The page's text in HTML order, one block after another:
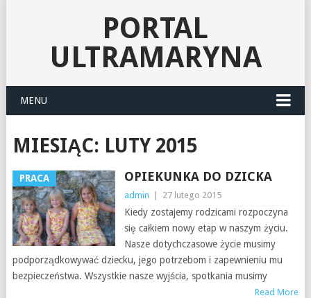
PORTAL
ULTRAMARYNA
MENU
MIESIĄC: LUTY 2015
PRACA OPIEKUNKA DO DZICKA
admin 27 lutego 2015
Kiedy zostajemy rodzicami rozpoczyna
się całkiem nowy etap w naszym życiu.
Nasze dotychczasowe życie musimy
podporządkowywać dziecku, jego potrzebom i zapewnieniu mu
bezpieczeństwa. Wszystkie nasze wyjścia, spotkania musimy
Read More